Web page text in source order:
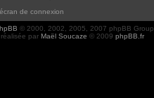
de connexion
© 2000, 2002, 2005, 2007 phpBB Group
par Maël Soucaze © 2009 phpBB.fr